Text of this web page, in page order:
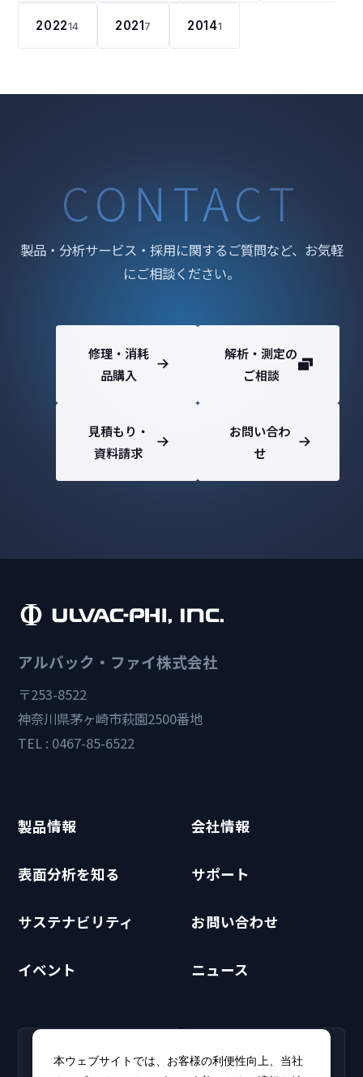
202214 2021 7 20141
CONTACT
製品・分析サービス・採用に関するご質問など、お気軽
にご相談ください。
修理・消耗
品購入
解析・測定の
ご相談
見積もり・
資料請求
お問い合わ
せ
アルバック・ファイ株式会社
〒253-8522
神奈川県茅ヶ崎市萩園2500番地
TEL : 0467-85-6522
製品情報 会社情報
表面分析を知る サポート
サステナビリティ お問い合わせ
イベント ニュース
採用情報 CLUB PHI（会員専
本ウェブサイトでは、お客様の利便性向上、当社